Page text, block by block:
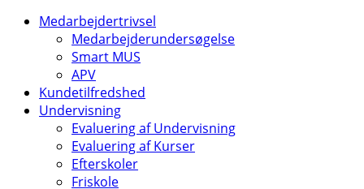
Medarbejdertrivsel
Medarbejderundersøgelse
Smart MUS
APV
Kundetilfredshed
Undervisning
Evaluering af Undervisning
Evaluering af Kurser
Efterskoler
Friskole